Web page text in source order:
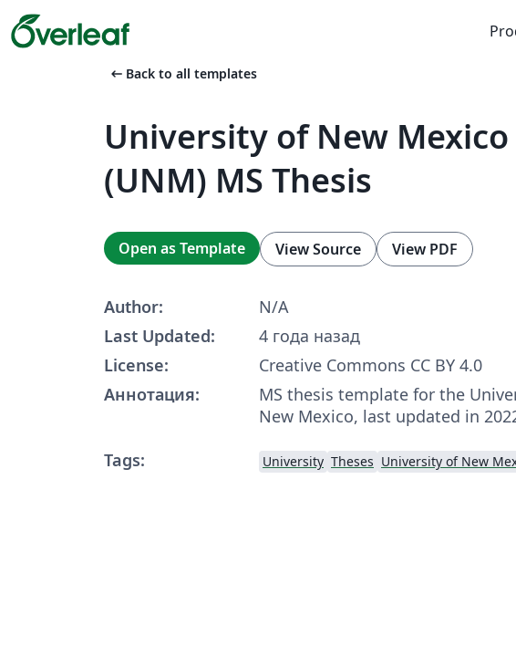
arrow_left_alt Back to all templates
University of New Mexico
(UNM) MS Thesis
Open as Template View Source View PDF
Author:
N/A
Last Updated:
4 года назад
License:
Creative Commons CC BY 4.0
Аннотация:
MS thesis template for the
New Mexico, last updated in
Tags:
University Theses University of New